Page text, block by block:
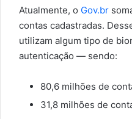
Atualmente, o Gov.br
contas cadastradas.
utilizam algum tipo de
autenticação — sendo:
80,6 milhões de
31,8 milhões de